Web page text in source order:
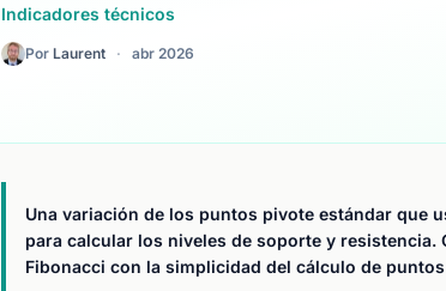
Indicadores técnicos
Por Laurent · abr 2026
Una variación de los puntos pivote estándar que
para calcular los niveles de soporte y
Fibonacci con la simplicidad del cálculo de